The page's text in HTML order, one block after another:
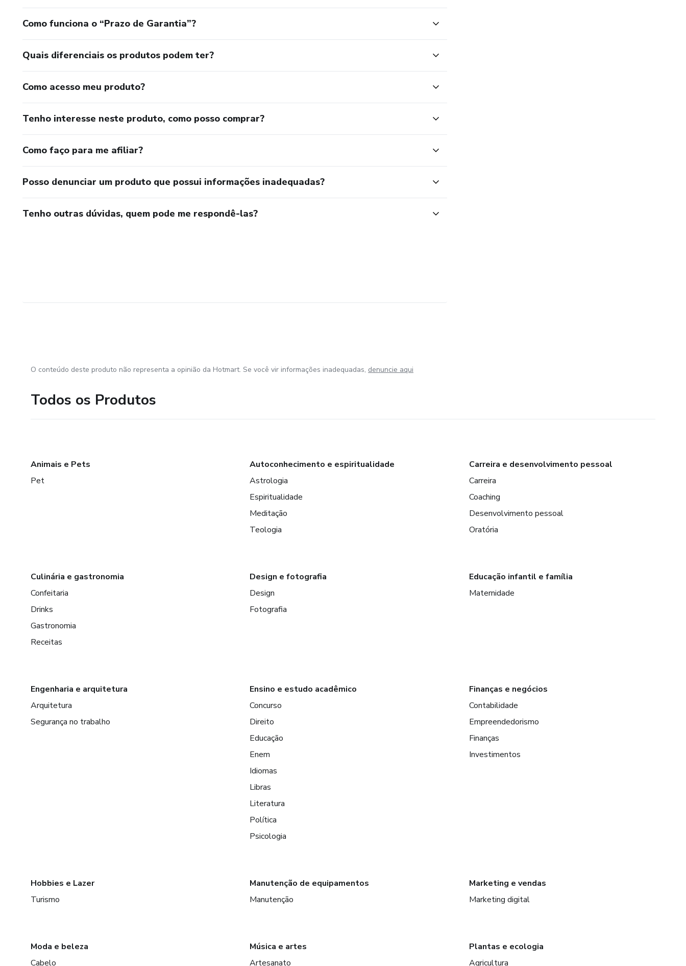
Como funciona o “Prazo de Garantia”?
Quais diferenciais os produtos podem ter?
Como acesso meu produto?
Tenho interesse neste produto, como posso comprar?
Como faço para me afiliar?
Posso denunciar um produto que possui informações inadequadas?
Tenho outras dúvidas, quem pode me respondê-las?
O conteúdo deste produto não representa a opinião da Hotmart. Se você vir informações inadequadas, denuncie aqui
Todos os Produtos
Animais e Pets
Pet
Autoconhecimento e espiritualidade
Astrologia
Espiritualidade
Meditação
Teologia
Carreira e desenvolvimento pessoal
Carreira
Coaching
Desenvolvimento pessoal
Oratória
Culinária e gastronomia
Confeitaria
Drinks
Gastronomia
Receitas
Design e fotografia
Design
Fotografia
Educação infantil e família
Maternidade
Engenharia e arquitetura
Arquitetura
Segurança no trabalho
Ensino e estudo acadêmico
Concurso
Direito
Educação
Enem
Idiomas
Libras
Literatura
Política
Psicologia
Finanças e negócios
Contabilidade
Empreendedorismo
Finanças
Investimentos
Hobbies e Lazer
Turismo
Manutenção de equipamentos
Manutenção
Marketing e vendas
Marketing digital
Moda e beleza
Cabelo
Música e artes
Artesanato
Plantas e ecologia
Agricultura